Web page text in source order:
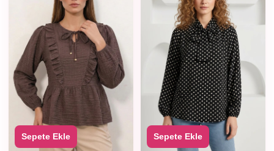
Sepete Ekle Sepete Ekle